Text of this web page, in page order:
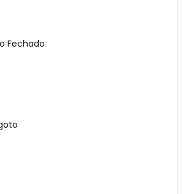
Fechado